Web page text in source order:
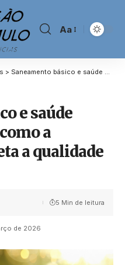
Aa
> Saneamento básico e saúde pública: Entenda como a infraestrutura afeta a qualidade de vida
e saúde
a
a qualidade
de 2026
5 Min de leitura